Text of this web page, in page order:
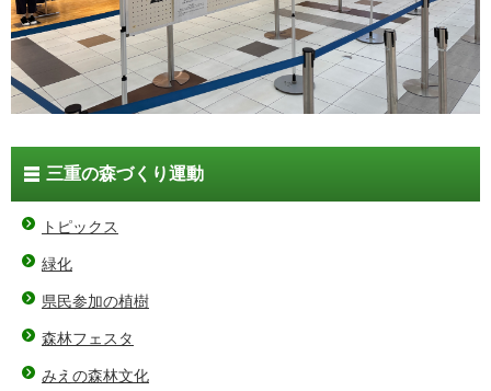
三重の森づくり運動
トピックス
緑化
県民参加の植樹
森林フェスタ
みえの森林文化